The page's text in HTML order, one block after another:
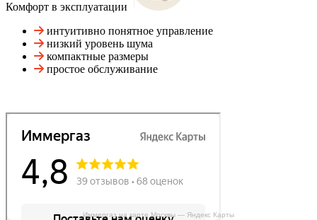
Комфорт в эксплуатации
интуитивно понятное управление
низкий уровень шума
компактные размеры
простое обслуживание
Иммергаз на карте Москвы — Яндекс Карты